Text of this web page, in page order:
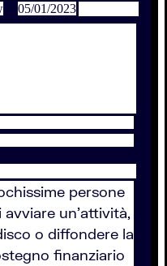
05/01/2023
persone
un’attività,
o diffondere la
finanziario